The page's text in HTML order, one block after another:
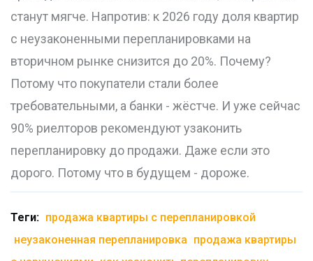
станут мягче. Напротив: к 2026 году доля квартир
с неузаконенными перепланировками на
вторичном рынке снизится до 20%. Почему?
Потому что покупатели стали более
требовательными, а банки - жёстче. И уже сейчас
90% риелторов рекомендуют узаконить
перепланировку до продажи. Даже если это
дорого. Потому что в будущем - дороже.
Теги: продажа квартиры с перепланировкой
неузаконенная перепланировка продажа квартиры